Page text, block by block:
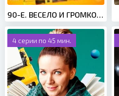
90-Е. ВЕСЕЛО И ГРОМКО (2019)
4 серии по 45 мин.